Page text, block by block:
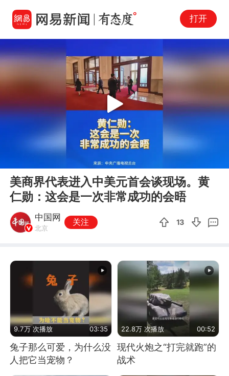
打开
Play
美商界代表进入中美元首会谈现场。黄
仁勋：这会是一次非常成功的会晤
中国网
北京
关注 13
9.7万 次播放 03:35
兔子那么可爱，为什么没
人把它当宠物？
22.8万 次播放 00:52
现代火炮之“打完就跑”的
战术